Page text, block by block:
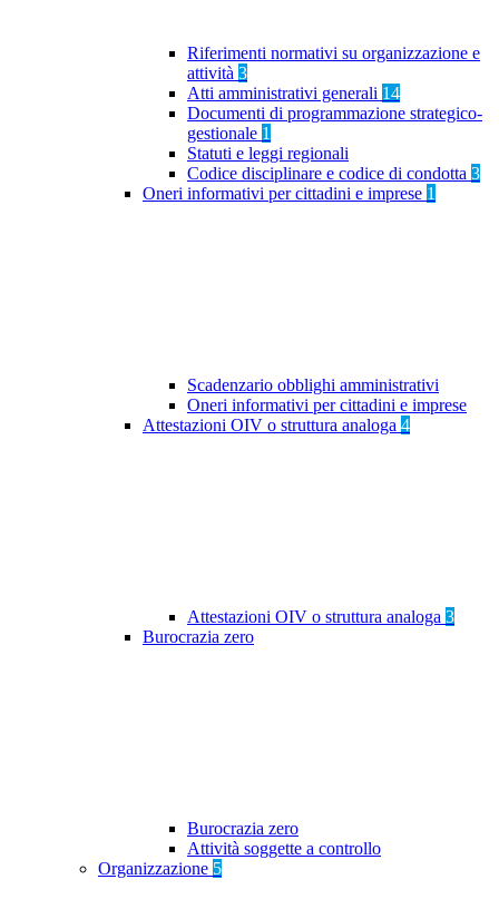
Riferimenti normativi su organizzazione e
attività 3
Atti amministrativi generali 14
Documenti di programmazione strategico-
gestionale 1
Statuti e leggi regionali
Codice disciplinare e codice di condotta 3
Oneri informativi per cittadini e imprese 1
Scadenzario obblighi amministrativi
Oneri informativi per cittadini e imprese
Attestazioni OIV o struttura analoga 4
Attestazioni OIV o struttura analoga 3
Burocrazia zero
Burocrazia zero
Attività soggette a controllo
Organizzazione 5